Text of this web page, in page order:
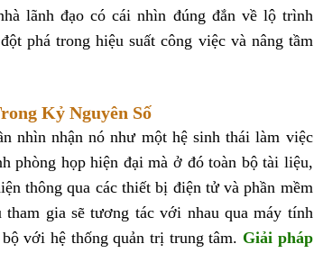
lãnh đạo có cái nhìn đúng đắn về lộ trình
phá trong hiệu suất công việc và nâng tầm
Kỷ Nguyên Số
nhìn nhận nó như một hệ sinh thái làm việc
phòng họp hiện đại mà ở đó toàn bộ tài liệu,
thông qua các thiết bị điện tử và phần mềm
gia sẽ tương tác với nhau qua máy tính
với hệ thống quản trị trung tâm. Giải pháp